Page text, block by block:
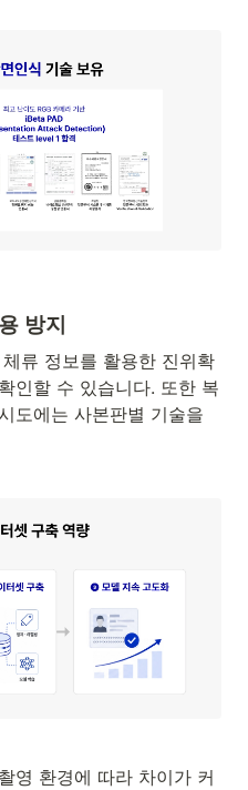
방지
류 정보를 활용한 진위확
인할 수 있습니다. 또한 복
도에는 사본판별 기술을
영 환경에 따라 차이가 커